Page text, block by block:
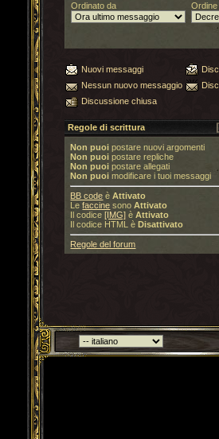
Ordinato da
Nuovi messaggi
Nessun nuovo messaggio
Discussione chiusa
Regole di scrittura
Non puoi postare nuovi argomenti
Non puoi postare repliche
Non puoi postare allegati
Non puoi modificare i tuoi messaggi
BB code èAttivato
Lefaccine sonoAttivato
Il codice[IMG] èAttivato
Il codice HTML èDisattivato
Regole del forum